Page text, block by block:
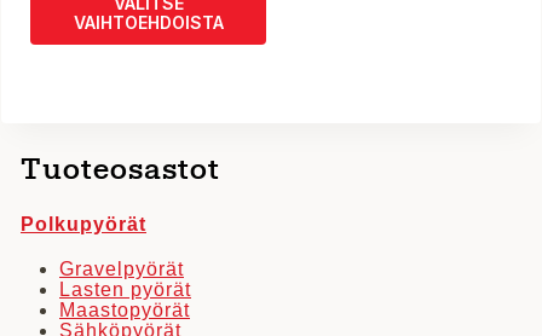
3499,00 €.
VAIHTOEHDOISTA
muunnelma.
tehdä
valinnat
tuotteen
sivulla.
Tuoteosastot
Polkupyörät
Gravelpyörät
Lasten pyörät
Maastopyörät
Sähköpyörät